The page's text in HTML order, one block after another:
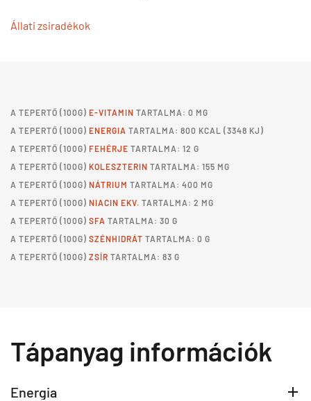
Állati zsiradékok
A TEPERTŐ (100G) E-VITAMIN TARTALMA: 0 MG
A TEPERTŐ (100G) ENERGIA TARTALMA: 800 KCAL (3348 KJ)
A TEPERTŐ (100G) FEHÉRJE TARTALMA: 12 G
A TEPERTŐ (100G) KOLESZTERIN TARTALMA: 155 MG
A TEPERTŐ (100G) NÁTRIUM TARTALMA: 400 MG
A TEPERTŐ (100G) NIACIN EKV. TARTALMA: 2 MG
A TEPERTŐ (100G) SFA TARTALMA: 30 G
A TEPERTŐ (100G) SZÉNHIDRÁT TARTALMA: 0 G
A TEPERTŐ (100G) ZSÍR TARTALMA: 83 G
Tápanyag információk
Energia